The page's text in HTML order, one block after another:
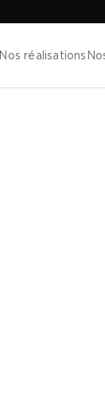
Nos réalisations